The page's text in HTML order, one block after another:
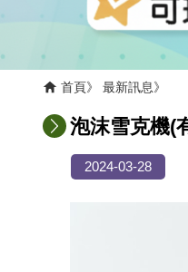
首頁 最新訊息
泡沫雪克機(
2024-03-28